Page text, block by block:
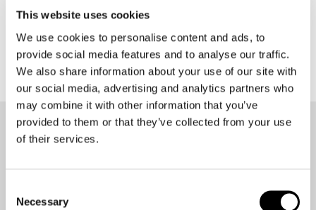
This website uses cookies
We use cookies to personalise content and ads, to
provide social media features and to analyse our traffic.
We also share information about your use of our site with
our social media, advertising and analytics partners who
may combine it with other information that you’ve
provided to them or that they’ve collected from your use
of their services.
Selection
Necessary
Troop-Air Pro Trousers
€ 259,95 € 233,95
Op de hoogte blijven?